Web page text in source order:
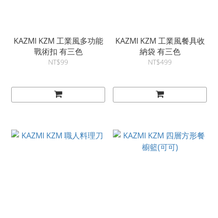
KAZMI KZM 工業風多功能
戰術扣 有三色
NT$99
KAZMI KZM 工業風餐具收
納袋 有三色
NT$499